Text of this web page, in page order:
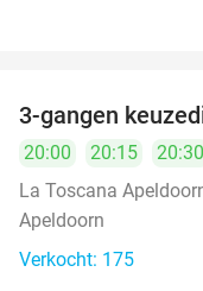
3-gangen
20:00 20:15
20:30
La Toscana
Apeldoorn
Verkocht: 175